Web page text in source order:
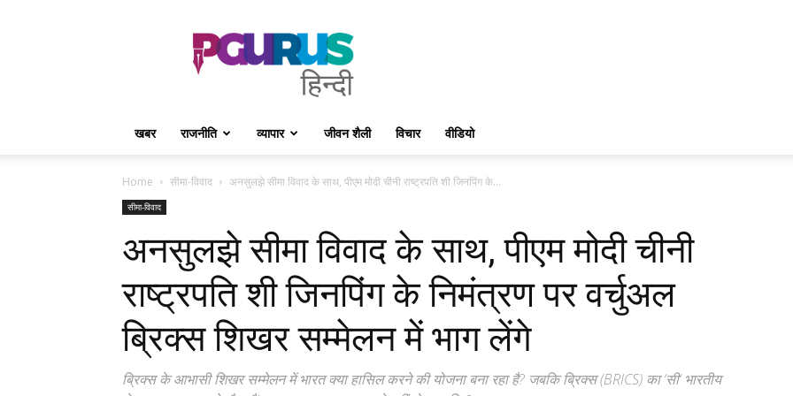
PGurus
Hindi
खबर राजनीति व्यापार जीवन शैली विचार वीडियो
Home सीमा-विवाद अनसुलझे सीमा विवाद के साथ, पीएम मोदी चीनी राष्ट्रपति शी जिनपिंग के...
सीमा-विवाद
अनसुलझे सीमा विवाद के साथ, पीएम मोदी चीनी
राष्ट्रपति शी जिनपिंग के निमंत्रण पर वर्चुअल
ब्रिक्स शिखर सम्मेलन में भाग लेंगे
ब्रिक्स के आभासी शिखर सम्मेलन में भारत क्या हासिल करने की योजना बना रहा है? जबकि ब्रिक्स (BRICS) का ‘सी’ भारतीय